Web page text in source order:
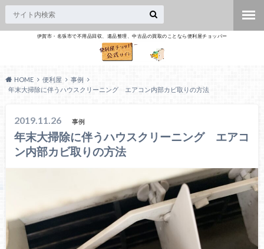
伊賀市・名張市で不用品回収、遺品整理、中古品の買取のことなら便利屋チョッパー
HOME 便利屋
事例
年末大掃除に伴うハウスクリーニング エアコン内部カビ取りの方法
2019.11.26 事例
年末大掃除に伴うハウスクリーニング エアコ
ン内部カビ取りの方法